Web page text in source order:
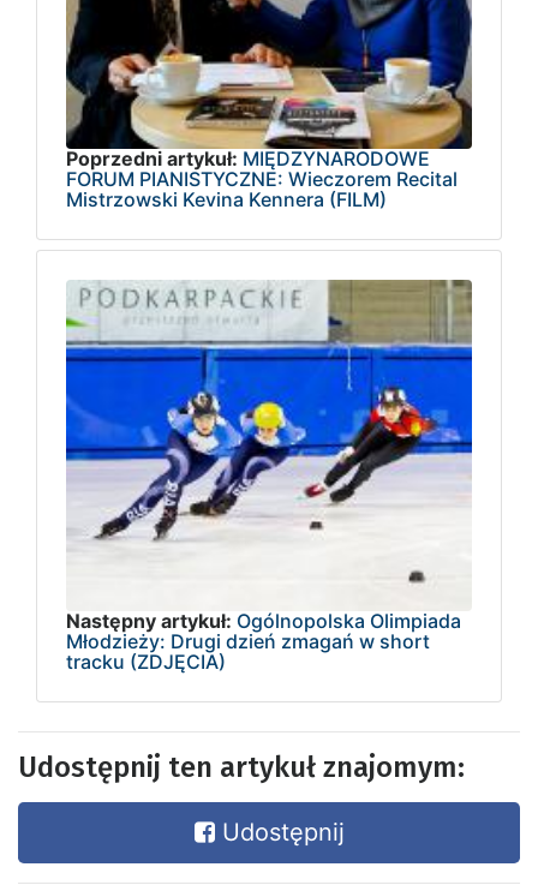
Poprzedni artykuł: MIĘDZYNARODOWE
FORUM PIANISTYCZNE: Wieczorem Recital
Mistrzowski Kevina Kennera (FILM)
Następny artykuł: Ogólnopolska Olimpiada
Młodzieży: Drugi dzień zmagań w short
tracku (ZDJĘCIA)
Udostępnij ten artykuł znajomym:
Udostępnij